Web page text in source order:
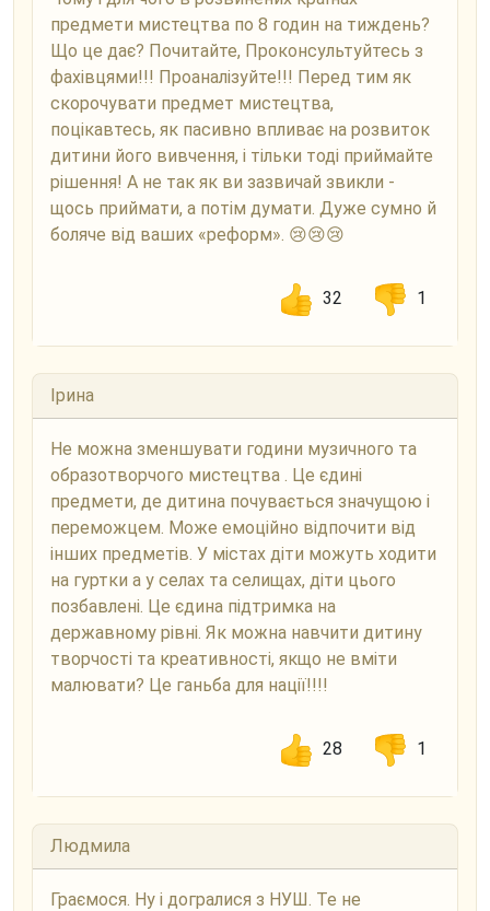
предмети мистецтва по 8 годин на тиждень?
Що це дає? Почитайте, Проконсультуйтесь з
фахівцями!!! Проаналізуйте!!! Перед тим як
скорочувати предмет мистецтва,
поцікавтесь, як пасивно впливає на розвиток
дитини його вивчення, і тільки тоді приймайте
рішення! А не так як ви зазвичай звикли -
щось приймати, а потім думати. Дуже сумно й
боляче від ваших «реформ». 😢😢😢
32 1
Ірина
Не можна зменшувати години музичного та
образотворчого мистецтва . Це єдині
предмети, де дитина почувається значущою і
переможцем. Може емоційно відпочити від
інших предметів. У містах діти можуть ходити
на гуртки а у селах та селищах, діти цього
позбавлені. Це єдина підтримка на
державному рівні. Як можна навчити дитину
творчості та креативності, якщо не вміти
малювати? Це ганьба для нації!!!!
28 1
Людмила
Граємося. Ну і догралися з НУШ. Те не